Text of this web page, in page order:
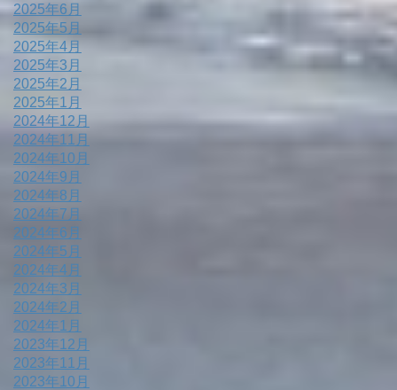
2025年6月
2025年5月
2025年4月
2025年3月
2025年2月
2025年1月
2024年12月
2024年11月
2024年10月
2024年9月
2024年8月
2024年7月
2024年6月
2024年5月
2024年4月
2024年3月
2024年2月
2024年1月
2023年12月
2023年11月
2023年10月